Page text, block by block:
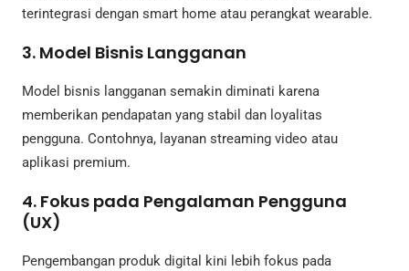
terintegrasi dengan smart home atau perangkat wearable.
3. Model Bisnis Langganan
Model bisnis langganan semakin diminati karena
memberikan pendapatan yang stabil dan loyalitas
pengguna. Contohnya, layanan streaming video atau
aplikasi premium.
4. Fokus pada Pengalaman Pengguna
(UX)
Pengembangan produk digital kini lebih fokus pada